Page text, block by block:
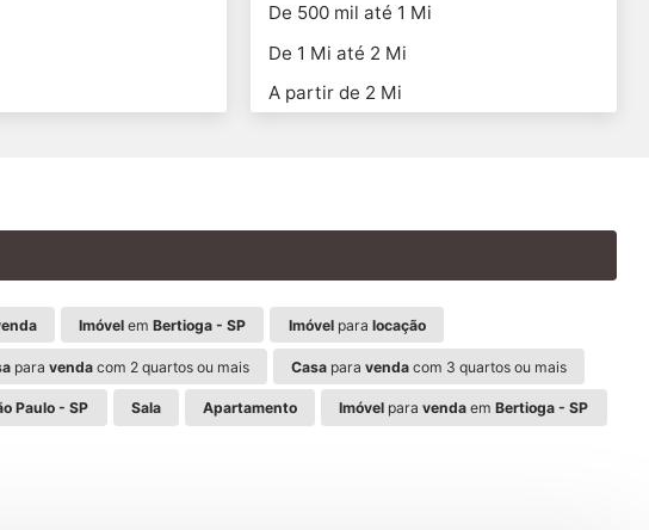
De 500 mil até 1 Mi
De 1 Mi até 2 Mi
A partir de 2 Mi
Imóvel emBertioga - SP Imóvelpara locação
para vendacom 2 quartos ou mais Casa paravenda com 3 quartos ou mais
Paulo - SP Sala Apartamento Imóvel paravenda emBertioga - SP